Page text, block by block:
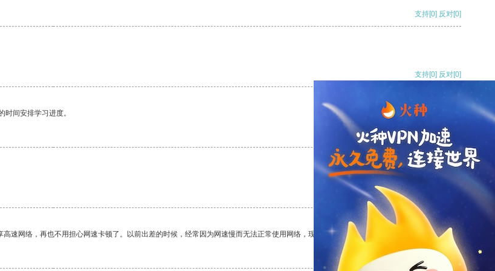
支持[0] 反对[0]
支持[0] 反对[0]
间安排学习进度。
支持[0] 反对
支持
速网络，再也不用担心网速卡顿了。以前出差的时候，经常因为网速慢而无法正常使用网络，现在有了这个app，我再也不用担心了。
反对 [0]